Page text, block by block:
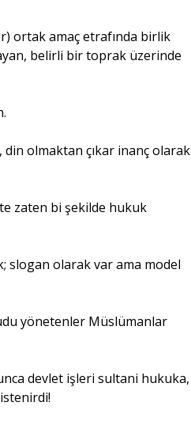
ortak amaç etrafında birlik
belirli bir toprak üzerinde
olmaktan çıkar inanç olarak
zaten bi şekilde hukuk
slogan olarak var ama model
yönetenler Müslümanlar
devlet işleri sultani hukuka,